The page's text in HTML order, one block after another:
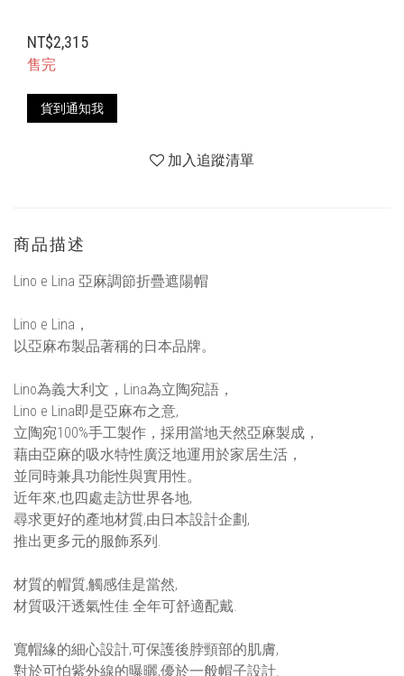
NT$2,315
售完
貨到通知我
加入追蹤清單
商品描述
Lino e Lina 亞麻調節折疊遮陽帽
Lino e Lina，
以亞麻布製品著稱的日本品牌。
Lino為義大利文，Lina為立陶宛語，
Lino e Lina即是亞麻布之意,
立陶宛100%手工製作，採用當地天然亞麻製成，
藉由亞麻的吸水特性廣泛地運用於家居生活，
並同時兼具功能性與實用性。
近年來,也四處走訪世界各地,
尋求更好的產地材質,由日本設計企劃,
推出更多元的服飾系列.
材質的帽質,觸感佳是當然,
材質吸汗透氣性佳.全年可舒適配戴.
寬帽緣的細心設計,可保護後脖頸部的肌膚,
對於可怕紫外線的曝曬,優於一般帽子設計.